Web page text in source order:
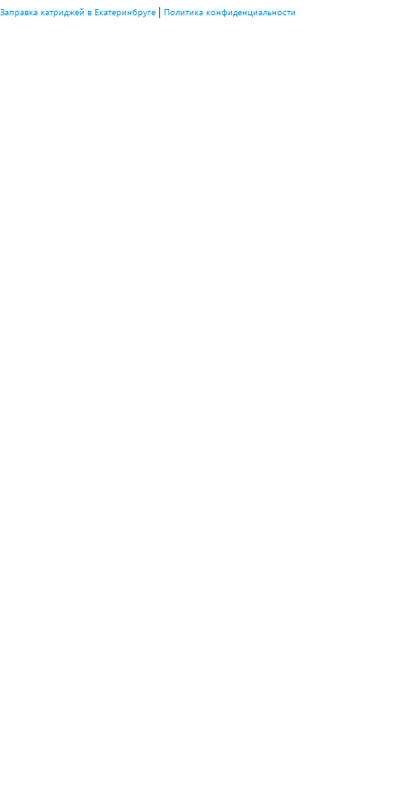
Заправка катриджей в Екатеринбруге | Политика конфиденциальности